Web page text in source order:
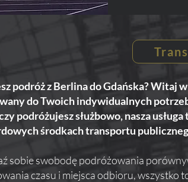
podróż z Berlina do Gdańska? Witaj
do Twoich indywidualnych
podróżujesz służbowo, nasza
środkach transportu
sobie swobodę podróżowania
czasu i miejsca odbioru, wszystko